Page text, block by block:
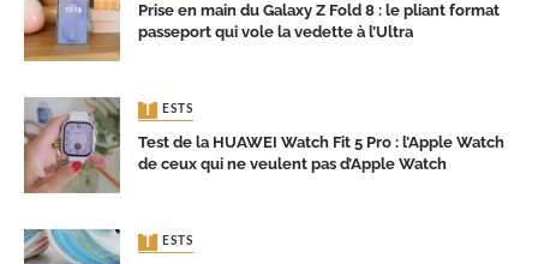
Prise en main du Galaxy Z Fold 8 : le pliant format
passeport qui vole la vedette à l’Ultra
TESTS
Test de la HUAWEI Watch Fit 5 Pro : l’Apple Watch
de ceux qui ne veulent pas d’Apple Watch
TESTS